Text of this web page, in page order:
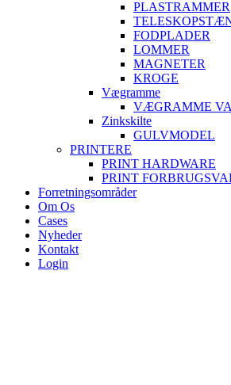
PLASTRAMMER
FODPLADER
LOMMER
MAGNETER
KROGE
Vægramme
VÆGRAMME
Zinkskilte
GULVMODEL
PRINTERE
PRINT HARDWARE
PRINT
Forretningsområder
Om Os
Cases
Nyheder
Kontakt
Login